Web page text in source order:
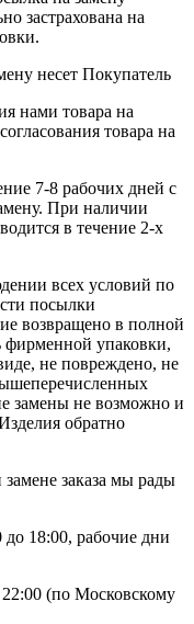
застрахована на
несет Покупатель
нами товара на
товара на
7-8 рабочих дней с
При наличии
в течение 2-х
всех условий по
посылки
возвращено в полной
фирменной упаковки,
не повреждено, не
замены не возможно и
обратно
заказа мы рады
18:00, рабочие дни
22:00 (по Московскому